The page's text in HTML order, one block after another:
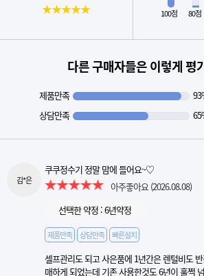
★★★★★ 100점 80점
다른 구매자들은 이렇게 평
제품만족
상담만족
김*은
쿠쿠정수기 정말 맘에 들어요~♡
아주좋아요(2026.08.08)
선택한 약정 : 6년약정
제품만족 상담만족 빠른설치
셀프관리도 되고 사은품에 1년간은 렌털비도
매하게 되었는데 기존 사용한것도 6년이 훌쩍